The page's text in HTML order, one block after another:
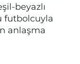
beyazlı
futbolcuyla
anlaşma